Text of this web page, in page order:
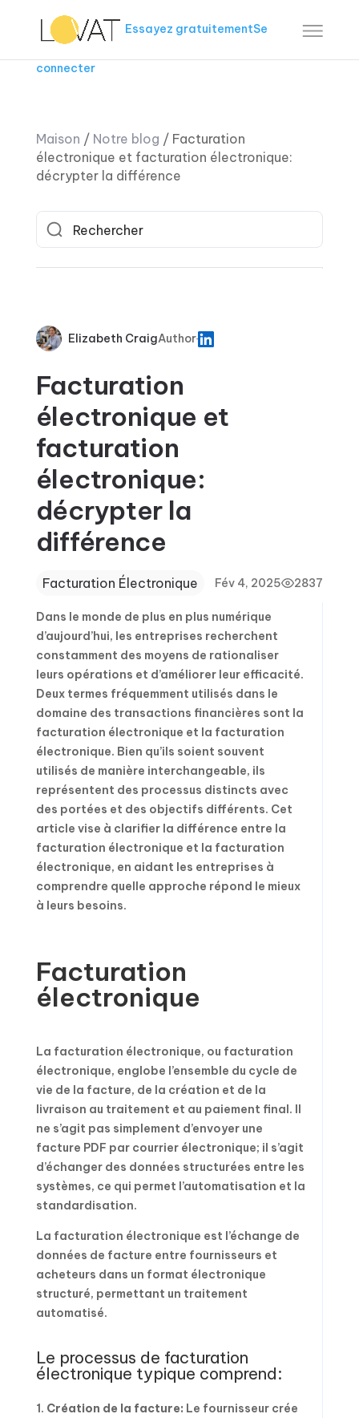
Essayez gratuitementSe
connecter
Maison / Notre blog / Facturation
électronique et facturation électronique:
décrypter la différence
Elizabeth CraigAuthor
Facturation
électronique et
facturation
électronique:
décrypter la
différence
Facturation Électronique Fév 4, 2025 2837
Dans le monde de plus en plus numérique
d’aujourd’hui, les entreprises recherchent
constamment des moyens de rationaliser
leurs opérations et d’améliorer leur efficacité.
Deux termes fréquemment utilisés dans le
domaine des transactions financières sont la
facturation électronique et la facturation
électronique. Bien qu’ils soient souvent
utilisés de manière interchangeable, ils
représentent des processus distincts avec
des portées et des objectifs différents. Cet
article vise à clarifier la différence entre la
facturation électronique et la facturation
électronique, en aidant les entreprises à
comprendre quelle approche répond le mieux
à leurs besoins.
Facturation
électronique
La facturation électronique, ou facturation
électronique, englobe l’ensemble du cycle de
vie de la facture, de la création et de la
livraison au traitement et au paiement final. Il
ne s’agit pas simplement d’envoyer une
facture PDF par courrier électronique; il s’agit
d’échanger des données structurées entre les
systèmes, ce qui permet l’automatisation et la
standardisation.
La facturation électronique est l’échange de
données de facture entre fournisseurs et
acheteurs dans un format électronique
structuré, permettant un traitement
automatisé.
Le processus de facturation
électronique typique comprend:
Création de la facture: Le fournisseur crée